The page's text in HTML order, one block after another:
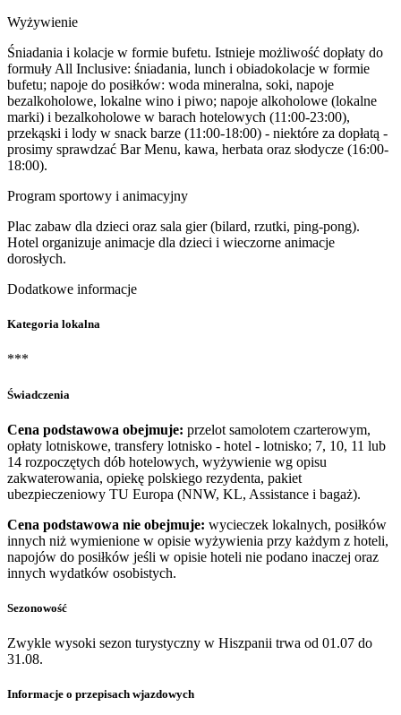
Wyżywienie
Śniadania i kolacje w formie bufetu. Istnieje możliwość dopłaty do
formuły All Inclusive: śniadania, lunch i obiadokolacje w formie
bufetu; napoje do posiłków: woda mineralna, soki, napoje
bezalkoholowe, lokalne wino i piwo; napoje alkoholowe (lokalne
marki) i bezalkoholowe w barach hotelowych (11:00-23:00),
przekąski i lody w snack barze (11:00-18:00) - niektóre za dopłatą -
prosimy sprawdzać Bar Menu, kawa, herbata oraz słodycze (16:00-
18:00).
Program sportowy i animacyjny
Plac zabaw dla dzieci oraz sala gier (bilard, rzutki, ping-pong).
Hotel organizuje animacje dla dzieci i wieczorne animacje
dorosłych.
Dodatkowe informacje
Kategoria lokalna
***
Świadczenia
Cena podstawowa obejmuje: przelot samolotem czarterowym,
opłaty lotniskowe, transfery lotnisko - hotel - lotnisko; 7, 10, 11 lub
14 rozpoczętych dób hotelowych, wyżywienie wg opisu
zakwaterowania, opiekę polskiego rezydenta, pakiet
ubezpieczeniowy TU Europa (NNW, KL, Assistance i bagaż).
Cena podstawowa nie obejmuje: wycieczek lokalnych, posiłków
innych niż wymienione w opisie wyżywienia przy każdym z hoteli,
napojów do posiłków jeśli w opisie hoteli nie podano inaczej oraz
innych wydatków osobistych.
Sezonowość
Zwykle wysoki sezon turystyczny w Hiszpanii trwa od 01.07 do
31.08.
Informacje o przepisach wjazdowych